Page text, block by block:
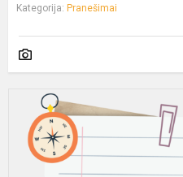
Kategorija: Pranešimai